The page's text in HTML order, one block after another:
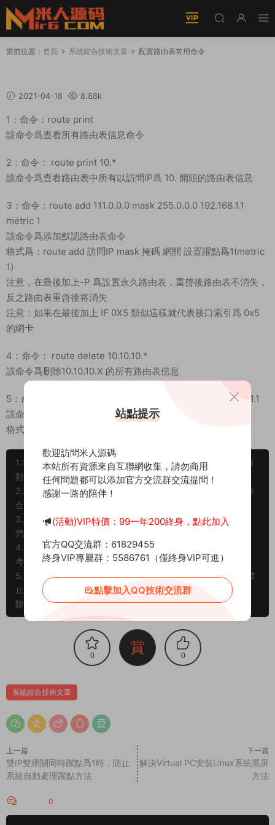
當前位置： 首頁 系統綜合技術文章 配置路由表常用命令
2021-04-18 8.88k
1：命令：route print
該命令爲查看所有路由表信息命令
2：命令： route print 10.*
該命令爲查看路由表中所有以訪問IP爲 10. 開頭的路由表信息
3：命令：route add 111.0.0.0 mask 255.0.0.0 192.168.1.1
metric 1
該命令爲添加默認路由表命令
格式爲：route add 訪問IP mask 掩碼 網關 設置躍點爲1(metric
1)
注意，在最後加上-P 爲設置永久路由表，重啓後路由表不消失，
反之路由表重啓後将消失
注意：如果在最後加上 IF 0X5 類似這樣就代表接口索引爲 0x5
的網卡
4：命令： route delete 10.10.10.*
該命令爲删除10.10.10.X 的所有路由表信息
5：命令：route change 111.0.0.0 mask 255.0.0.0 192.168.1.1
該命令爲修改路由表命令
格式爲：route change 訪問IP mask 掩碼 網關
1.本文部分内容轉載自其它媒體，但并不代表本站贊同其觀點和
對其真實性負責。
2.若您需要商業運營或用于其他商業活動，請您購買正版授權并
合法使用。
3.如果本站有侵犯、不妥之處的資源，請在網站最下方聯系我
們。将會第一時間解決！
4.本站所有内容均由互聯網收集整理、網友上傳，僅供大家參
考、學習，不存在任何商業目的與商業用途。
5.本站提供的所有資源僅供參考學習使用，版權歸原著所有，禁
止下載本站資源參與商業和非法行爲，請在24小時之内自行删
除！
0 賞 0
系統綜合技術文章
上一篇
雙IP雙網關同時躍點爲1時，防止
系統自動處理躍點方法
下一篇
解決Virtual PC安裝Linux系統黑屏
方法
0
站點提示
歡迎訪問米人源碼
本站所有資源來自互聯網收集，請勿商用
任何問題都可以添加官方交流群交流提問！
感謝一路的陪伴！
(活動)VIP特價：99一年200終身，點此加入
官方QQ交流群：61829455
終身VIP專屬群：5586761（僅終身VIP可進）
點擊加入QQ技術交流群